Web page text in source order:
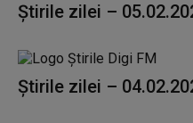
Știrile zilei –
Știrile zilei –